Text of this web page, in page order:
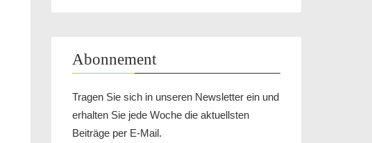
Abonnement
Tragen Sie sich in unseren Newsletter ein und
erhalten Sie jede Woche die aktuellsten
Beiträge per E-Mail.